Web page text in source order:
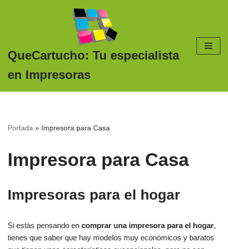
contenido
QueCartucho: Tu especialista
en Impresoras
Portada » Impresora para Casa
Impresora para Casa
Impresoras para el hogar
Si estás pensando en comprar una impresora para el hogar,
tienes que saber que hay modelos muy económicos y baratos